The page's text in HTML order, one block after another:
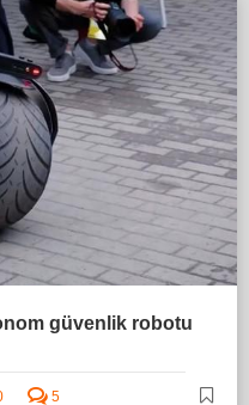
güvenlik robotu
5